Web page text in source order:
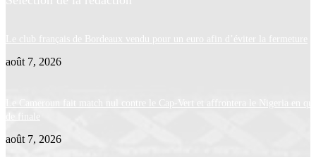
Le club français de Bordeaux vendu pour un euro afin d’éviter la fermeture
août 7, 2026
Le Cameroun fait match nul contre le Cap-Vert et affrontera le Nigeria en
de finale
août 7, 2026